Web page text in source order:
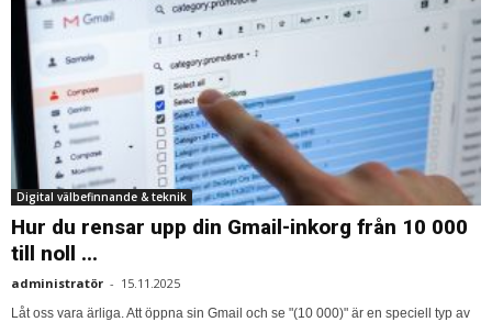
Digital välbefinnande & teknik
Hur du rensar upp din Gmail-inkorg från 10 000
till noll ...
administratör - 15.11.2025
Låt oss vara ärliga. Att öppna sin Gmail och se "(10 000)" är en speciell typ av